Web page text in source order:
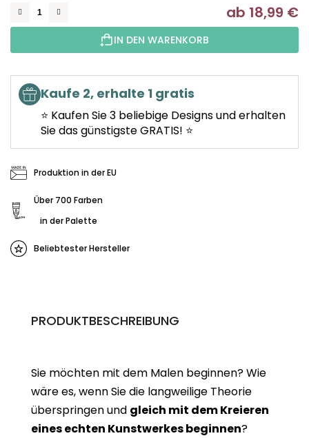
ab 18,99 €
IN DEN WARENKORB
Kaufe 2, erhalte 1 gratis
⭐ Kaufen Sie 3 beliebige Designs und erhalten
Sie das günstigste GRATIS! ⭐
Produktion in der EU
Über 700 Farben
in der Palette
Beliebtester Hersteller
PRODUKTBESCHREIBUNG
Sie möchten mit dem Malen beginnen? Wie
wäre es, wenn Sie die langweilige Theorie
überspringen und gleich mit dem Kreieren
eines echten Kunstwerkes beginnen?